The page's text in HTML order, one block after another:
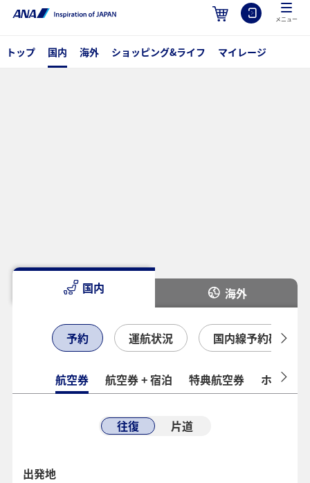
メニュー
トップ 国内 海外 ショッピング&ライフ マイレージ
国内 海外
予約 運航状況 国内線予約確認
航空券 航空券 + 宿泊 特典航空券 ホテル
往復 片道
出発地